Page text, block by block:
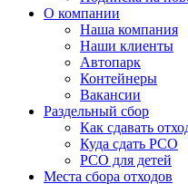
О компании
Наша компания
Наши клиенты
Автопарк
Контейнеры
Вакансии
Раздельный сбор
Как сдавать
Куда сдать РСО
РСО для детей
Места сбора отходов